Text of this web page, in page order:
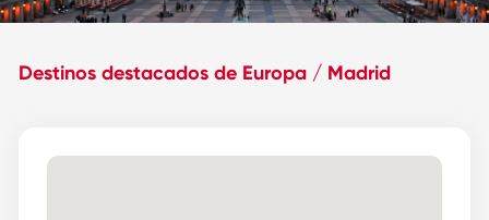
Destinos destacados de Europa / Madrid